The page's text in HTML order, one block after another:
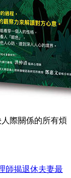
際關係的所有煩
師揭退休夫妻最